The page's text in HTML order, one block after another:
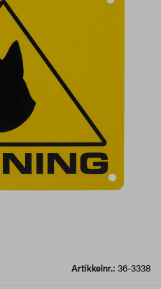
Artikkelnr.: 36-3338